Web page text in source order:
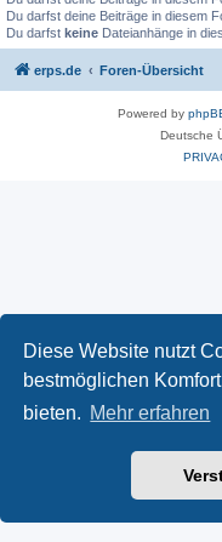
Diese Website nutzt
bestmöglichen
bieten. Mehr erfahren
Du darfst deine Beiträge in diesem
Du darfst keine Dateianhänge in
erps.de Foren-Übersicht
Powered by
Deutsche